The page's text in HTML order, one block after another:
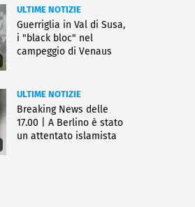
ULTIME NOTIZIE
Guerriglia in Val di Susa,
i "black bloc" nel
campeggio di Venaus
ULTIME NOTIZIE
Breaking News delle
17.00 | A Berlino è stato
un attentato islamista